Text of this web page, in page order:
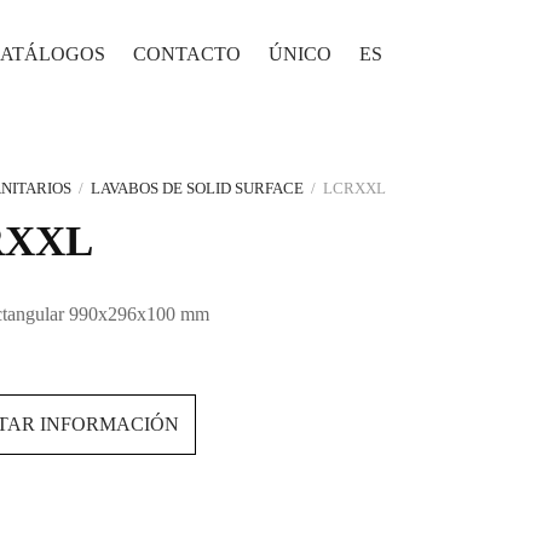
CONTACTO ÚNICO ES
/ LAVABOS DE SOLID SURFACE / LCRXXL
990x296x100 mm
INFORMACIÓN